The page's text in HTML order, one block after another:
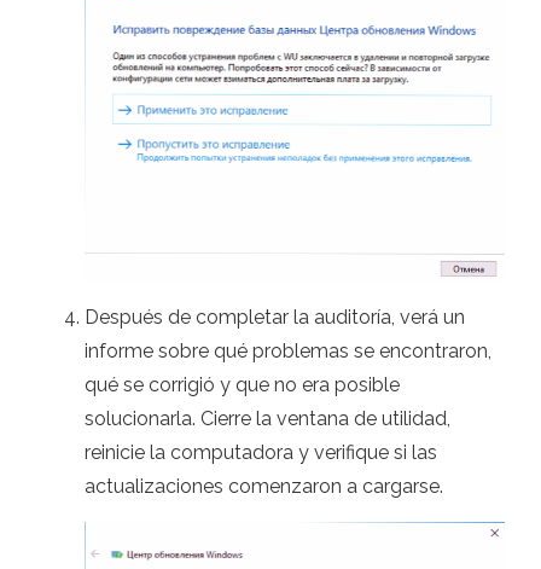
Después de completar la auditoría, verá un
informe sobre qué problemas se encontraron,
qué se corrigió y que no era posible
solucionarla. Cierre la ventana de utilidad,
reinicie la computadora y verifique si las
actualizaciones comenzaron a cargarse.